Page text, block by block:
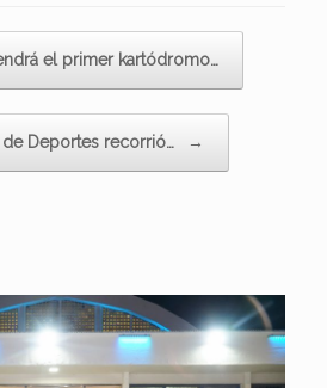
el primer kartódromo…
de Deportes recorrió… →